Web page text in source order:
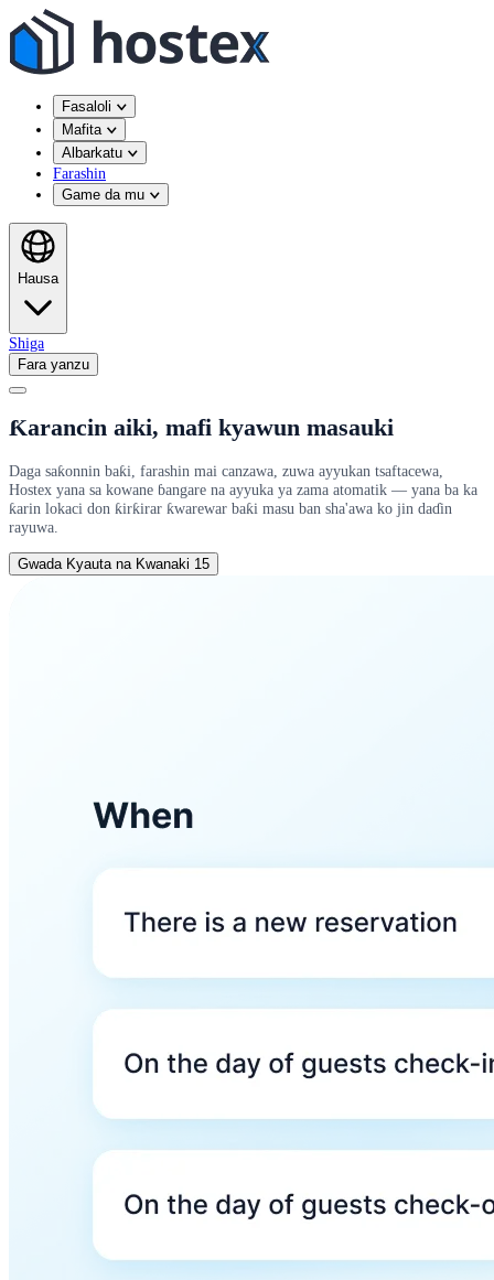
Fasaloli
Mafita
Albarkatu
Farashin
Game da mu
Hausa
Shiga
Fara yanzu
Ƙarancin aiki, mafi kyawun masauki
Daga saƙonnin baƙi, farashin mai canzawa, zuwa ayyukan tsaftacewa,
Hostex yana sa kowane ɓangare na ayyuka ya zama atomatik — yana ba ka
ƙarin lokaci don ƙirƙirar ƙwarewar baƙi masu ban sha'awa ko jin daɗin
rayuwa.
Gwada Kyauta na Kwanaki 15